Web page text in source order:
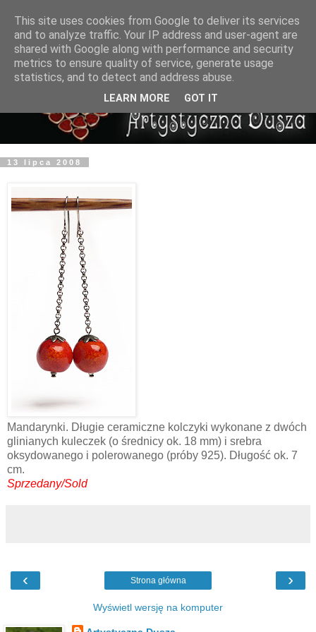
13 lipca 2008
Mandarynki. Długie ceramiczne kolczyki wykonane z dwóch
glinianych kuleczek (o średnicy ok. 18 mm) i srebra
oksydowanego i polerowanego (próby 925). Długość ok. 7
cm.
Sprzedany/Sold
‹ ›
Strona główna
Wyświetl wersję na komputer
This site uses cookies from Google to deliver its services
and to analyze traffic. Your IP address and user-agent are
shared with Google along with performance and security
metrics to ensure quality of service, generate usage
statistics, and to detect and address abuse.
LEARN MORE GOT IT